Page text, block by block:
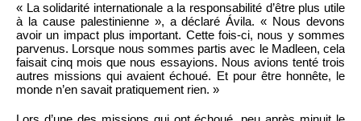
« La solidarité internationale a la responsabilité d’être plus utile
à la cause palestinienne », a déclaré Ávila. « Nous devons
avoir un impact plus important. Cette fois-ci, nous y sommes
parvenus. Lorsque nous sommes partis avec le Madleen, cela
faisait cinq mois que nous essayions. Nous avions tenté trois
autres missions qui avaient échoué. Et pour être honnête, le
monde n’en savait pratiquement rien. »